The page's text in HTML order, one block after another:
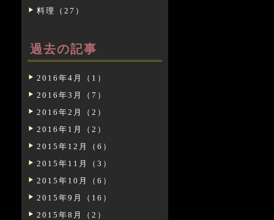
料理（27）
過去の記事
2016年4月（1）
2016年3月（7）
2016年2月（2）
2016年1月（2）
2015年12月（6）
2015年11月（3）
2015年10月（6）
2015年9月（16）
2015年8月（2）